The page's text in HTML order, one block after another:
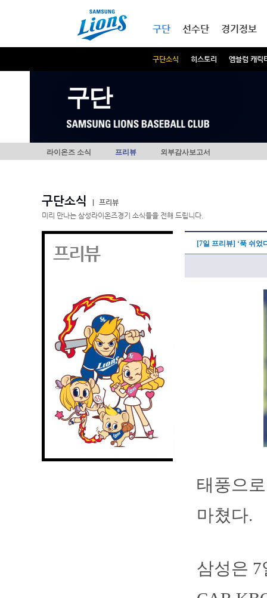
구단
구단소식 히스토리 엠블럼 캐릭
선수단 경기정보
구단
라이온즈 소식 프리뷰 외부감사보고서
구단소식
프리뷰
미리 만나는 삼성라이온즈경기 소식들을 전해 드립니다.
프리뷰 [7일 프리뷰] ‘푹 쉬었
태풍으
마쳤다.
삼성은 7